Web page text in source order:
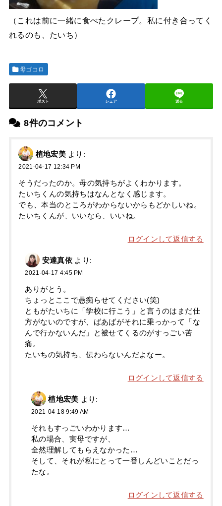
（これは前に一緒に食べたクレープ。私に付き合ってく
れるのも、たいち）
母ゴコロ
ポスト シェア 送る
8件のコメント
植地宏美 より:
2021-04-17 12:34 PM
そうだったのか。母の気持ちがよくわかります。
たいちくんの気持ちはなんとなく感じます。
でも、本当のところがわからないからもどかしいね。
たいちくんが、いいなら、いいね。
ログインして返信する
安達真依 より:
2021-04-17 4:45 PM
ありがとう。
ちょっとここで愚痴らせてください(笑)
ともがたいちに「学校に行こう」と言うのはまだ仕
方がないのですが、ばあばがそれに乗っかって「な
んで行かないんだ」と被せてくるのがすっごい苦
痛。
たいちの気持ち、伝わらないんだよなー。
ログインして返信する
植地宏美 より:
2021-04-18 9:49 AM
それもすっごいわかります…
私の場合、実母ですが、
全然理解してもらえなかった…
そして、それが私にとって一番しんどいことだっ
たな。
ログインして返信する